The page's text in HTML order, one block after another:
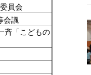
員会
会議
斉「こどもの